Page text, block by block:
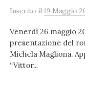
Inserito il 19 Maggio
Venerdì 26 maggio
presentazione del
Michela Magliona.
“Vittor...